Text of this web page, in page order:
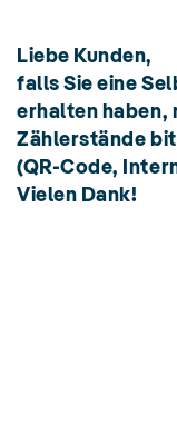
Liebe Kunden,
falls Sie eine
erhalten haben,
Zählerstände
(QR-Code,
Vielen Dank!